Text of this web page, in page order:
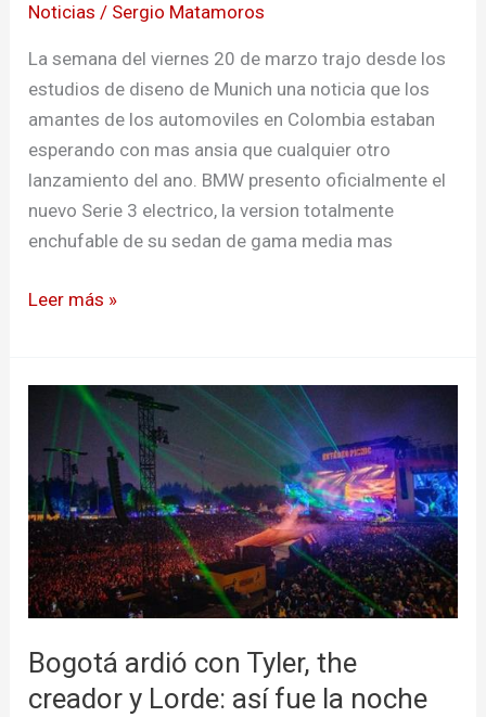
Noticias / Sergio Matamoros
La semana del viernes 20 de marzo trajo desde los
estudios de diseno de Munich una noticia que los
amantes de los automoviles en Colombia estaban
esperando con mas ansia que cualquier otro
lanzamiento del ano. BMW presento oficialmente el
nuevo Serie 3 electrico, la version totalmente
enchufable de su sedan de gama media mas
de
que
termine
todo
Leer más »
Bogotá ardió con Tyler, the
creador y Lorde: así fue la noche
Bogotá
con
Tyler,
the
creador
y
Lorde:
fue
la